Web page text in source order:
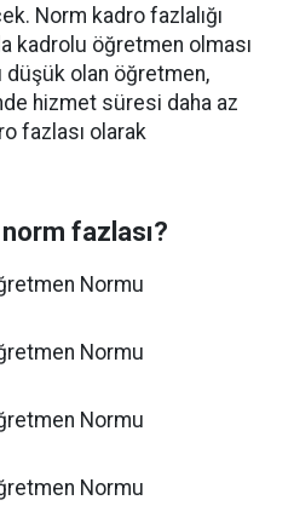
Norm kadro fazlalığı
kadrolu öğretmen olması
düşük olan öğretmen,
hizmet süresi daha az
fazlası olarak
fazlası?
Normu
Normu
Normu
Normu